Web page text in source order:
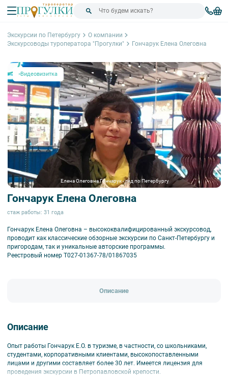
Экскурсии по Петербургу
О компании
Экскурсоводы туроператора "Прогулки"
Гончарук Елена Олеговна
Елена Олеговна Гончарук - гид по Петербургу
Видеовизитка
Гончарук Елена Олеговна
стаж работы: 31 года
Гончарук Елена Олеговна – высококвалифицированный экскурсовод,
проводит как классические обзорные экскурсии по Санкт-Петербургу и
пригородам, так и уникальные авторские программы.
Реестровый номер Т027-01367-78/01867035
Описание
Описание
Опыт работы Гончарук Е.О. в туризме, в частности, со школьниками,
студентами, корпоративными клиентами, высокопоставленными
лицами и другими составляет более 30 лет. Имеется лицензия для
проведения экскурсии в Петропавловской крепости.